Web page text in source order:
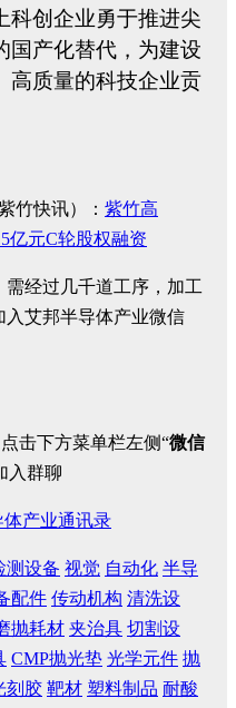
科创企业勇于推进尖
国产化替代，为建设
高质量的科技企业贡
竹快讯）： 紫竹高
亿元C轮股权融资
经过几千道工序，加工
入艾邦半导体产业微信
击下方菜单栏左侧“微信
入群聊
体产业通讯录
测设备 视觉 自动化 半导
配件 传动机构 清洗设
抛耗材 夹治具 切割设
CMP抛光垫 光学元件 抛
刻胶 靶材 塑料制品 耐酸